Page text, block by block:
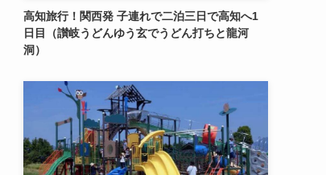
高知旅行！関西発 子連れで二泊三日で高知へ1
日目（讃岐うどんゆう玄でうどん打ちと龍河
洞）